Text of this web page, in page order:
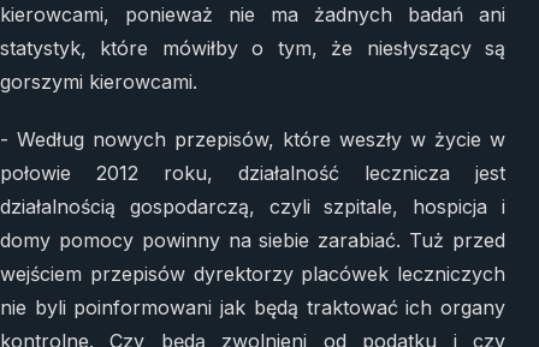
kierowcami, ponieważ nie ma żadnych badań ani
statystyk, które mówiłby o tym, że niesłyszący są
gorszymi kierowcami.
- Według nowych przepisów, które weszły w życie w
połowie 2012 roku, działalność lecznicza jest
działalnością gospodarczą, czyli szpitale, hospicja i
domy pomocy powinny na siebie zarabiać. Tuż przed
wejściem przepisów dyrektorzy placówek leczniczych
nie byli poinformowani jak będą traktować ich organy
kontrolne. Czy będą zwolnieni od podatku i czy